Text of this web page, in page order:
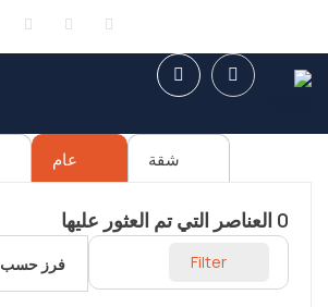
شقة عام
0 العناصر التي تم العثور عليها
Filter فرز حسب